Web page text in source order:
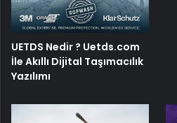
UETDS Nedir ? Uetds.com
İle Akıllı Dijital Taşımacılık
Yazılımı